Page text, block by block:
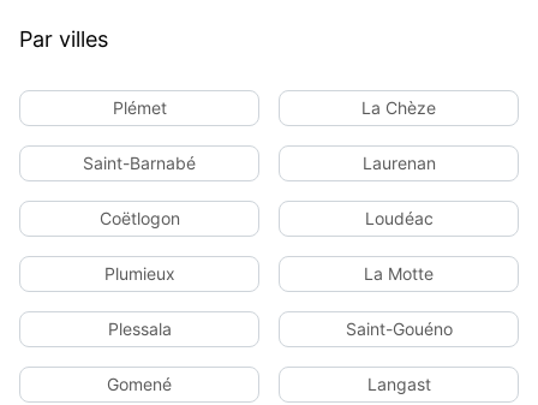
Par villes
Plémet La Chèze
Saint-Barnabé Laurenan
Coëtlogon Loudéac
Plumieux La Motte
Plessala Saint-Gouéno
Gomené Langast